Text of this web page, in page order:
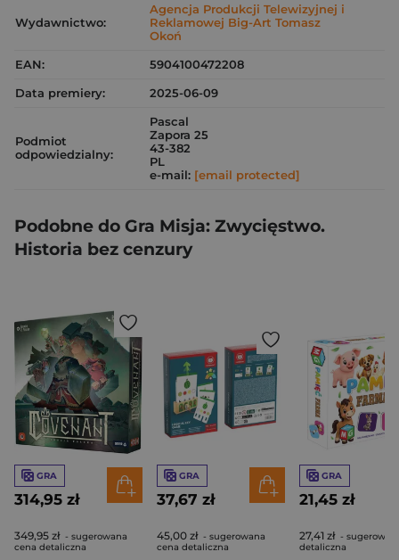
Wydawnictwo:
Agencja Produkcji Telewizyjnej i
Reklamowej Big-Art Tomasz
Okoń
EAN:
5904100472208
Data premiery:
2025-06-09
Podmiot
odpowiedzialny:
Pascal
Zapora 25
43-382
PL
e-mail: [email protected]
Podobne do Gra Misja: Zwycięstwo.
Historia bez cenzury
GRA
314,95 zł
349,95 zł - sugerowana
cena detaliczna
GRA
37,67 zł
45,00 zł - sugerowana
cena detaliczna
GRA
21,45 zł
27,41 zł -
detaliczna